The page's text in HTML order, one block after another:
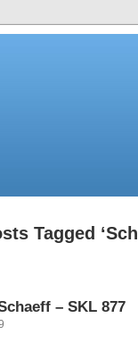
Tagged
– SKL 877